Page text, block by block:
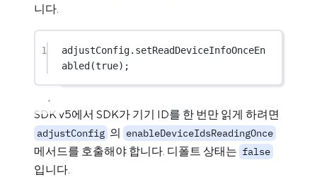
니다.
1 adjustConfig. setReadDeviceInfoOnceEn
abled(true);
SDK v5에서 SDK가 기기 ID를 한 번만 읽게 하려면
adjustConfig 의 enableDeviceIdsReadingOnce
메서드를 호출해야 합니다. 디폴트 상태는 false
입니다.